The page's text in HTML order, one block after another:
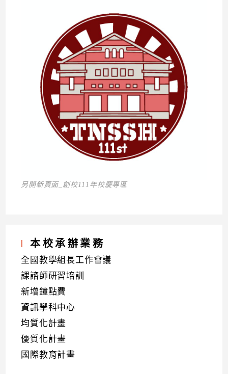
另開新頁面_創校111年校慶專區
本校承辦業務
全國教學組長工作會議
課諮師研習培訓
新增鐘點費
資訊學科中心
均質化計畫
優質化計畫
國際教育計畫